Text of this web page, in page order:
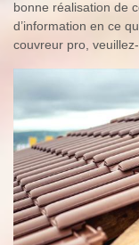
bonne réalisation de
d’information en ce
couvreur pro,